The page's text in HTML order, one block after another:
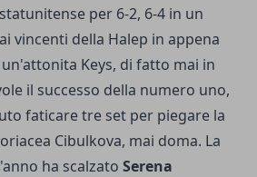
per 6-2, 6-4 in un
vincenti della Halep in appena
Keys, di fatto mai in
il successo della numero uno,
faticare tre set per piegare la
Cibulkova, mai doma. La
ha scalzato Serena